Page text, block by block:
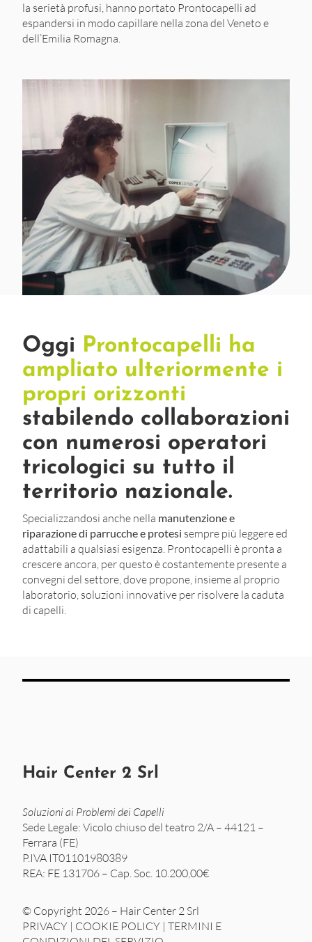
la serietà profusi, hanno portato Prontocapelli ad
espandersi in modo capillare nella zona del Veneto e
dell’Emilia Romagna.
Oggi Prontocapelli ha
ampliato ulteriormente i
propri orizzonti
stabilendo collaborazioni
con numerosi operatori
tricologici su tutto il
territorio nazionale.
Specializzandosi anche nella manutenzione e
riparazione di parrucche e protesi sempre più leggere ed
adattabili a qualsiasi esigenza. Prontocapelli è pronta a
crescere ancora, per questo è costantemente presente a
convegni del settore, dove propone, insieme al proprio
laboratorio, soluzioni innovative per risolvere la caduta
di capelli.
Hair Center 2 Srl
Soluzioni ai Problemi dei Capelli
Sede Legale: Vicolo chiuso del teatro 2/A – 44121 –
Ferrara (FE)
P.IVA IT01101980389
REA: FE 131706 – Cap. Soc. 10.200,00€
© Copyright 2026 – Hair Center 2 Srl
PRIVACY | COOKIE POLICY | TERMINI E